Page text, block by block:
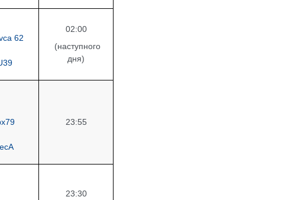
62
02:00
(наступного
дня)
23:55
23:30